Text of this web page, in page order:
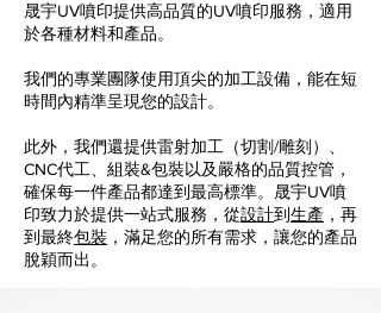
晟宇UV噴印提供高品質的UV噴印服務，適用
於各種材料和產品。
我們的專業團隊使用頂尖的加工設備，能在短
時間內精準呈現您的設計。
此外，我們還提供雷射加工（切割/雕刻）、
CNC代工、組裝&包裝以及嚴格的品質控管，
確保每一件產品都達到最高標準。晟宇UV噴
印致力於提供一站式服務，從設計到生產 ，再
到最終包裝 ，滿足您的所有需求，讓您的產品
脫穎而出。